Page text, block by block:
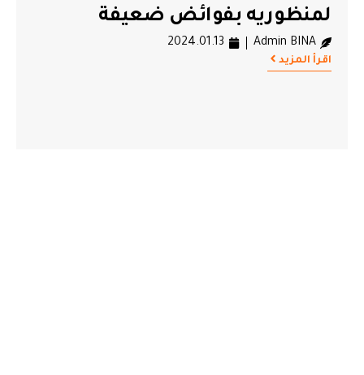
لمنظوريه بفوائض ضعيفة
Admin BINA
2024.01.13
اقرأ المزيد